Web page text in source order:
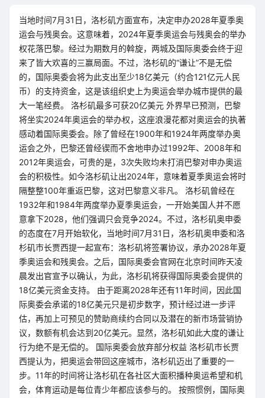
当地时间7月31日，洛杉矶方面宣布，决定申办2028年夏季奥
运会与残奥会。这意味着，2024年夏季奥运会与残奥会的举办
权花落巴黎。经过为期数月的斡旋，两城及国际奥委会终于迎
来了皆大欢喜的三赢局面。不过，洛杉矶的“谦让”不是无偿
的，国际奥委会将为此支出至少18亿美元（约合121亿元人民
币）的支持资金，这是该组织史上为奥运会举办城市提供的最
大一笔经费。 洛杉矶最多可获20亿美元 外界早已预测，巴黎
将坐实2024年奥运会的举办权，这座浪漫花都对奥运会的执著
感动着国际奥委会。除了曾经在1900年和1924年两度举办奥
运会之外，巴黎还曾经锲而不舍地申办过1992年、2008年和
2012年奥运会，可贵的是，3次失败均未打消巴黎对申办奥运
会的积极性。如今洛杉矶让出2024年，意味着夏季奥运会将时
隔整整100年重返巴黎，这对巴黎意义非凡。 洛杉矶曾经在
1932年和1984年两度举办夏季奥运会，一开始美国人并不愿
意拿下2028，他们强调只会竞争2024。不过，洛杉矶奥申委
的态度在7月开始软化，当地时间7月31日，洛杉矶奥申委和洛
杉矶市长贾西提一起宣布：洛杉矶将签署协议，承办2028年夏
季奥运会和残奥会。之后，国际奥委会官网在北京时间昨天凌
晨发出官宣予以确认，为此，洛杉矶将获得国际奥委会提供的
18亿美元资金支持。 由于距离2028年还有11年时间，因此国
际奥委会承诺的18亿美元只是初步数字，预计经过进一步评
估，再加上可预见的赞助商续约合同以及潜在的新市场营销协
议，数额有机会达到20亿美元。显然，洛杉矶如此大度的谦让
行为绝不是无偿的。 国际奥委会放弃部分权益 洛杉矶市长贾
西提认为，把奥运会带回这座城市，洛杉矶迈出了重要的一
步。11年的时间将让洛杉矶在各社区大面积播种奥运希望和机
会，体育运动是每位青少年都应该参与的。 按照惯例，国际奥